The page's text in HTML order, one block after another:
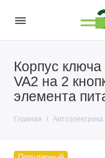
Корпус
VA2 на 2
элемента
Главная
Автомобильные
Ключи (корпусы
Наклейки для